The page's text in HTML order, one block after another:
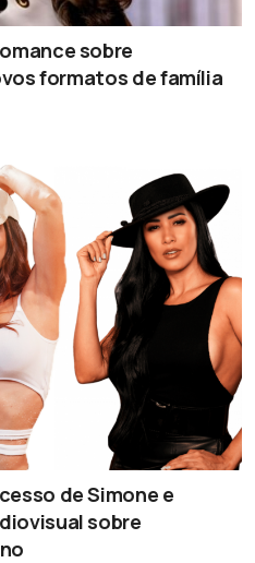
sobre
formatos de família
de Simone e
sobre